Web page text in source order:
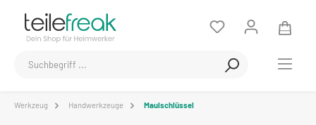
Werkzeug Handwerkzeuge Maulschlüssel